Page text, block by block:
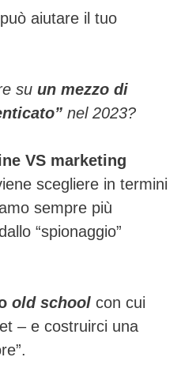
aiutare il tuo
su un mezzo di
nel 2023?
VS marketing
scegliere in termini
sempre più
“spionaggio”
old school con cui
– e costruirci una